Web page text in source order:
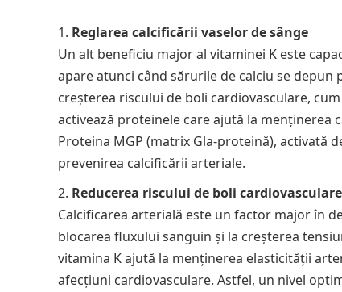
Reglarea calcificării vaselor de sânge
Un alt beneficiu major al vitaminei K este
apare atunci când sărurile de calciu se depun
creșterea riscului de boli cardiovasculare,
activează proteinele care ajută la menținerea
Proteina MGP (matrix Gla-proteină), activată
prevenirea calcificării arteriale.
Reducerea riscului de boli cardiovasculare
Calcificarea arterială este un factor major în
blocarea fluxului sanguin și la creșterea
vitamina K ajută la menținerea elasticității
afecțiuni cardiovasculare. Astfel, un nivel